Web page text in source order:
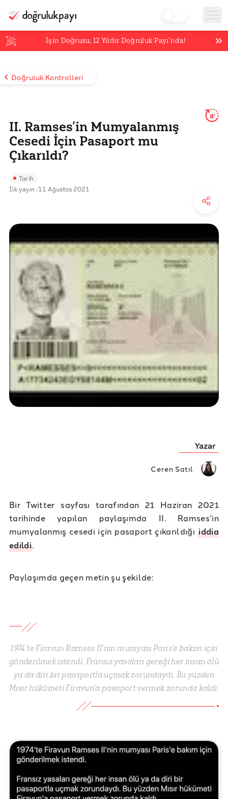
İşin Doğrusu,12 Yıldır Doğruluk Payı’nda!
Doğruluk Kontrolleri
II. Ramses’in Mumyalanmış
Cesedi İçin Pasaport mu
Çıkarıldı?
8'
Tarih
İlk yayın :11 Ağustos 2021
Yazar
Ceren Satıl
Bir Twitter sayfası tarafından 21 Haziran 2021
tarihinde yapılan paylaşımda II. Ramses’in
mumyalanmış cesedi için pasaport çıkarıldığıiddia
edildi.
Paylaşımda geçen metin şu şekilde:
1974'te Firavun Ramses II'nin mumyası Paris'e bakım için
gönderilmek istendi. Fransız yasaları gereği her insan ölü
ya da diri bir pasaportla uçmak zorundaydı. Bu yüzden
Mısır hükümeti Firavun'a pasaport vermek zorunda kaldı.